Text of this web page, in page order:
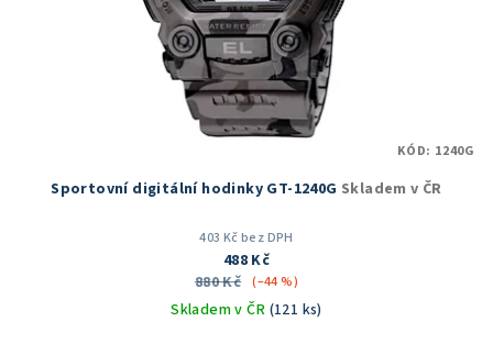
Sportovní digitální hodinky GT-1240G Skladem v ČR
403 Kč bez DPH
488 Kč
880 Kč (–44 %)
Skladem v ČR (121 ks)
KÓD: 1240G